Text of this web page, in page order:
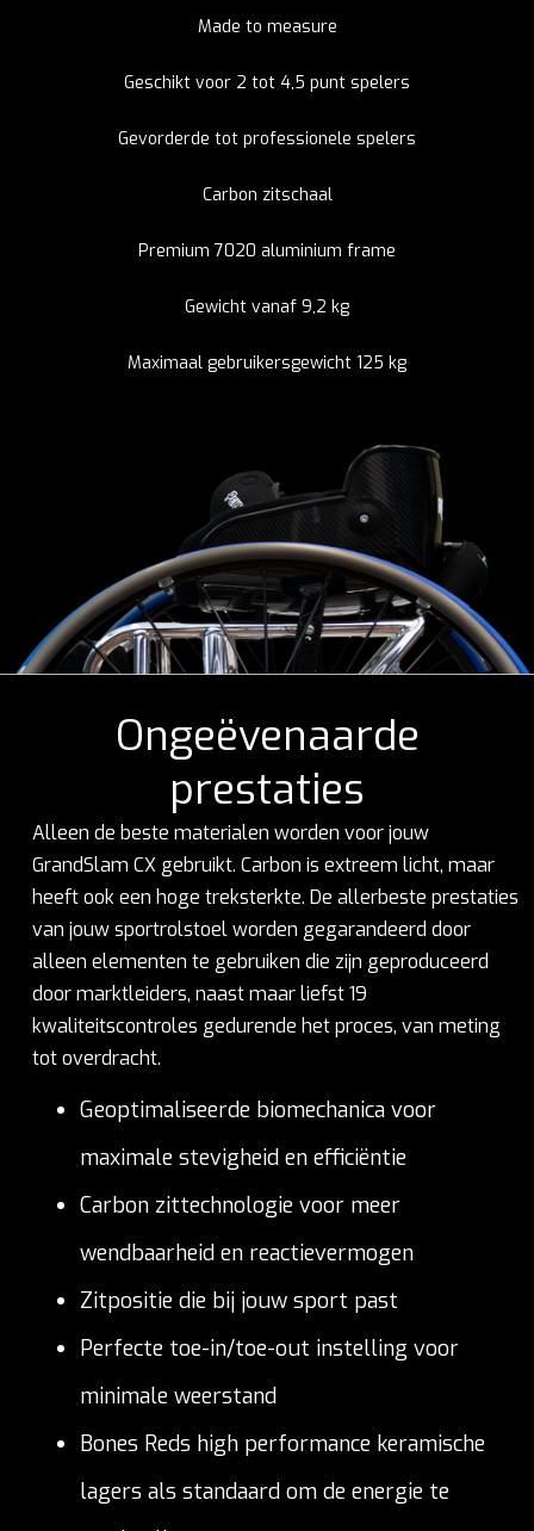
Made to measure
Geschikt voor 2 tot 4,5 punt spelers
Gevorderde tot professionele spelers
Carbon zitschaal
Premium 7020 aluminium frame
Gewicht vanaf 9,2 kg
Maximaal gebruikersgewicht 125 kg
Ongeëvenaarde
prestaties
Alleen de beste materialen worden voor jouw
GrandSlam CX gebruikt. Carbon is extreem licht, maar
heeft ook een hoge treksterkte. De allerbeste prestaties
van jouw sportrolstoel worden gegarandeerd door
alleen elementen te gebruiken die zijn geproduceerd
door marktleiders, naast maar liefst 19
kwaliteitscontroles gedurende het proces, van meting
tot overdracht.
Geoptimaliseerde biomechanica voor
maximale stevigheid en efficiëntie
Carbon zittechnologie voor meer
wendbaarheid en reactievermogen
Zitpositie die bij jouw sport past
Perfecte toe-in/toe-out instelling voor
minimale weerstand
Bones Reds high performance keramische
lagers als standaard om de energie te